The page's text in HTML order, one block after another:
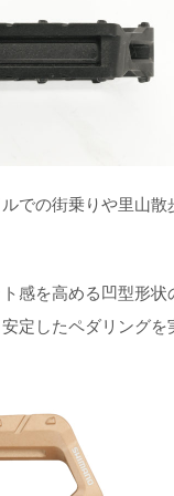
での街乗りや里山散
感を高める凹型形
定したペダリングを